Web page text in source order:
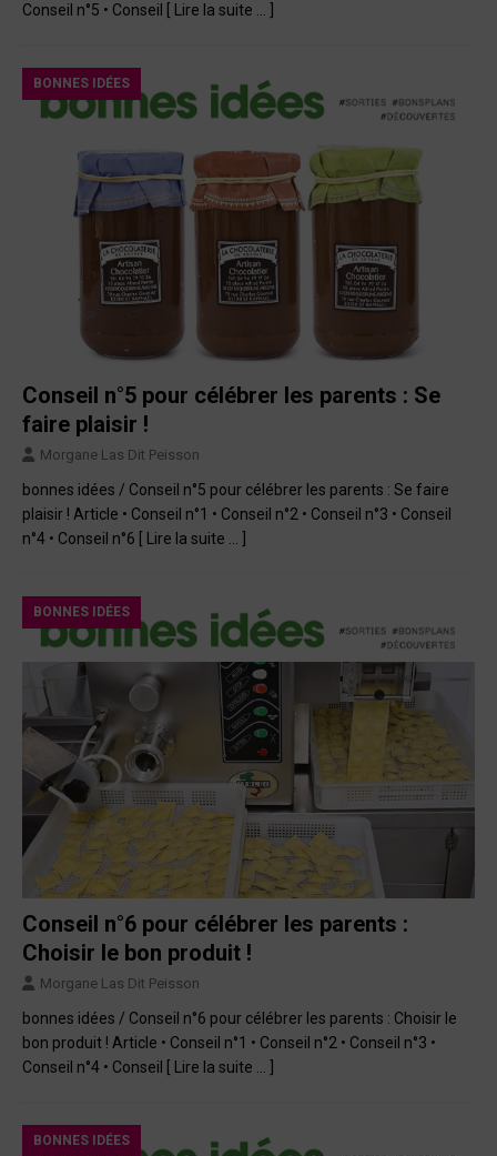
Conseil n°5 • Conseil [ Lire la suite … ]
BONNES IDÉES
Conseil n°5 pour célébrer les parents : Se
faire plaisir !
Morgane Las Dit Peisson
bonnes idées / Conseil n°5 pour célébrer les parents : Se faire
plaisir ! Article • Conseil n°1 • Conseil n°2 • Conseil n°3 • Conseil
n°4 • Conseil n°6
[ Lire la suite … ]
BONNES IDÉES
Conseil n°6 pour célébrer les parents :
Choisir le bon produit !
Morgane Las Dit Peisson
bonnes idées / Conseil n°6 pour célébrer les parents : Choisir le
bon produit ! Article • Conseil n°1 • Conseil n°2 • Conseil n°3 •
Conseil n°4 • Conseil
[ Lire la suite … ]
BONNES IDÉES